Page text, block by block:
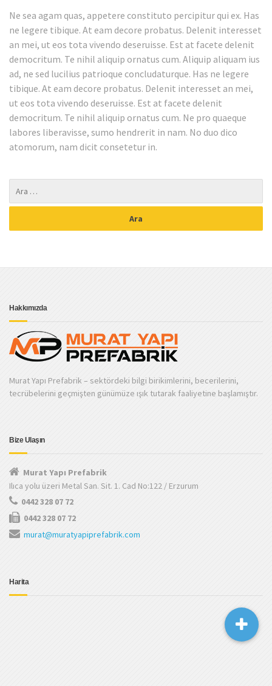
Ne sea agam quas, appetere constituto percipitur qui ex. Has
ne legere tibique. At eam decore probatus. Delenit interesset
an mei, ut eos tota vivendo deseruisse. Est at facete delenit
democritum. Te nihil aliquip ornatus cum. Aliquip aliquam ius
ad, ne sed lucilius patrioque concludaturque. Has ne legere
tibique. At eam decore probatus. Delenit interesset an mei,
ut eos tota vivendo deseruisse. Est at facete delenit
democritum. Te nihil aliquip ornatus cum. Ne pro quaeque
labores liberavisse, sumo hendrerit in nam. No duo dico
atomorum, nam dicit consetetur in.
Hakkımızda
Murat Yapı Prefabrik – sektördeki bilgi birikimlerini, becerilerini,
tecrübelerini geçmişten günümüze ışık tutarak faaliyetine başlamıştır.
Bize Ulaşın
Murat Yapı Prefabrik
Ilıca yolu üzeri Metal San. Sit. 1. Cad No:122 / Erzurum
0442 328 07 72
0442 328 07 72
murat@muratyapiprefabrik.com
Harita